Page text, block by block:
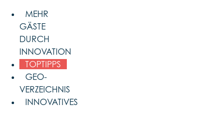
content
MEHR
GÄSTE
DURCH
INNOVATION
TOPTIPPS
GEO-
VERZEICHNIS
INNOVATIVES